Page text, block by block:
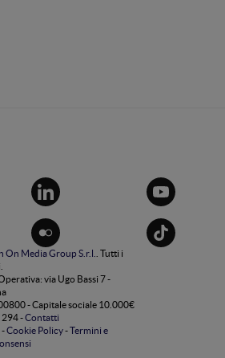
On Media Group S.r.l.
. Tutti i
via Ugo Bassi 7 -
- Capitale sociale 10.000€
294 -Contatti
-Cookie Policy-Termini e